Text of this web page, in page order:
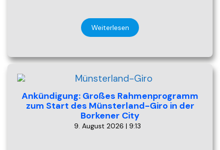
Weiterlesen
Ankündigung: Großes Rahmenprogramm
zum Start des Münsterland-Giro in der
Borkener City
9. August 2026 | 9:13